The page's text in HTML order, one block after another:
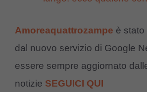
Amoreaquattrozampe è
dal nuovo servizio di Google
essere sempre aggiornato
notizie SEGUICI QUI